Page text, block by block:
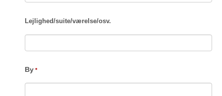
Lejlighed/suite/værelse/osv.
By